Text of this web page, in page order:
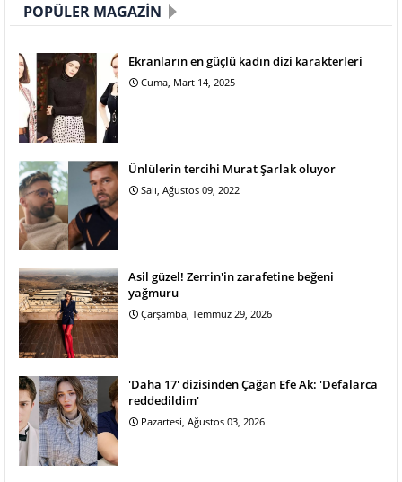
POPÜLER MAGAZIN
Ekranların en güçlü kadın dizi karakterleri
Cuma, Mart 14, 2025
Ünlülerin tercihi Murat Şarlak oluyor
Salı, Ağustos 09, 2022
Asil güzel! Zerrin'in zarafetine beğeni
yağmuru
Çarşamba, Temmuz 29, 2026
'Daha 17' dizisinden Çağan Efe Ak: 'Defalarca
reddedildim'
Pazartesi, Ağustos 03, 2026